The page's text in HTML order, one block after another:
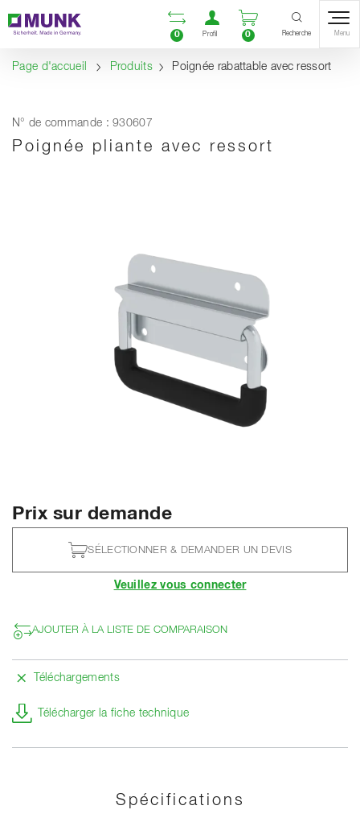
Contenu
Sommaire
Navigation Ouvrir la liste
0
Ouvrir un compte
Profil
Ouvrir le
0 Recherche Menu
Page d'accueil Produits Poignée rabattable avec ressort
N° de commande : 930607
Poignée pliante avec ressort
Prix sur demande
SÉLECTIONNER & DEMANDER UN DEVIS
Veuillez vous connecter
AJOUTER À LA LISTE DE COMPARAISON
Téléchargements
Télécharger la fiche technique
Spécifications